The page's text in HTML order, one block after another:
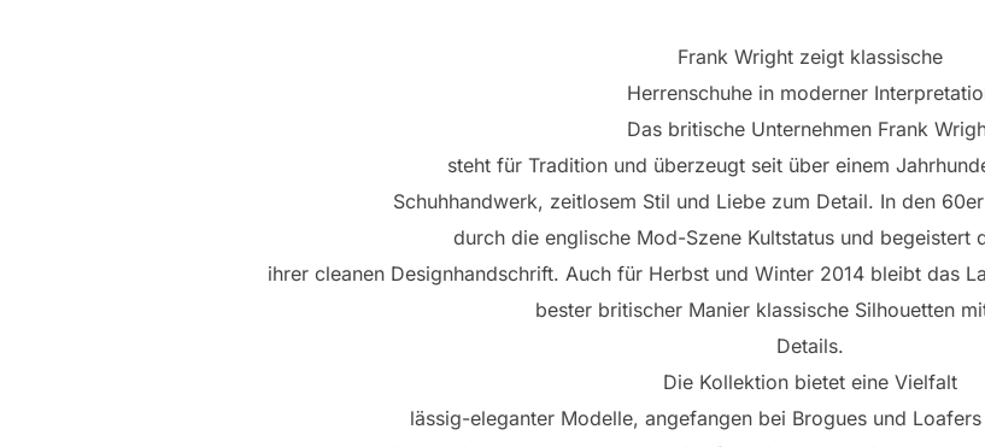
Frank Wright zeigt klassische
Herrenschuhe in moderner
Das britische Unternehmen Frank
steht für Tradition und überzeugt seit über einem
Schuhhandwerk, zeitlosem Stil und Liebe zum Detail. In den
durch die englische Mod-Szene Kultstatus und begeistert
ihrer cleanen Designhandschrift. Auch für Herbst und Winter 2014 bleibt das
bester britischer Manier klassische Silhouetten
Details.
Die Kollektion bietet eine Vielfalt
lässig-eleganter Modelle, angefangen bei Brogues und